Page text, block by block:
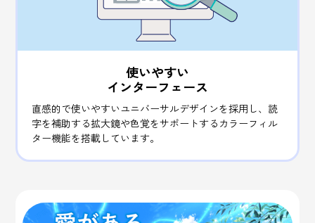
使いやすい
インターフェース
直感的で使いやすいユニバーサルデザインを採用し、読
字を補助する拡大鏡や色覚をサポートするカラーフィル
ター機能を搭載しています。